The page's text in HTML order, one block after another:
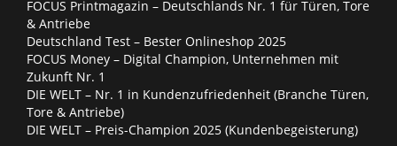
FOCUS Printmagazin – Deutschlands Nr. 1 für Türen, Tore
& Antriebe
Deutschland Test – Bester Onlineshop 2025
FOCUS Money – Digital Champion, Unternehmen mit
Zukunft Nr. 1
DIE WELT – Nr. 1 in Kundenzufriedenheit (Branche Türen,
Tore & Antriebe)
DIE WELT – Preis-Champion 2025 (Kundenbegeisterung)